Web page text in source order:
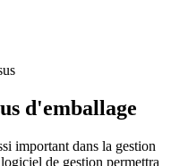
d'emballage
important dans la gestion
de gestion permettra